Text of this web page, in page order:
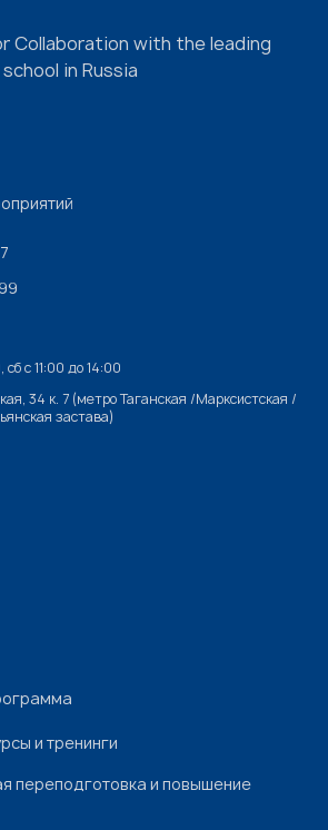
Collaboration with the leading
in Russia
с 11:00 до 14:00
34 к. 7 (метро Таганская /Марксистская /
застава)
и тренинги
переподготовка и повышение